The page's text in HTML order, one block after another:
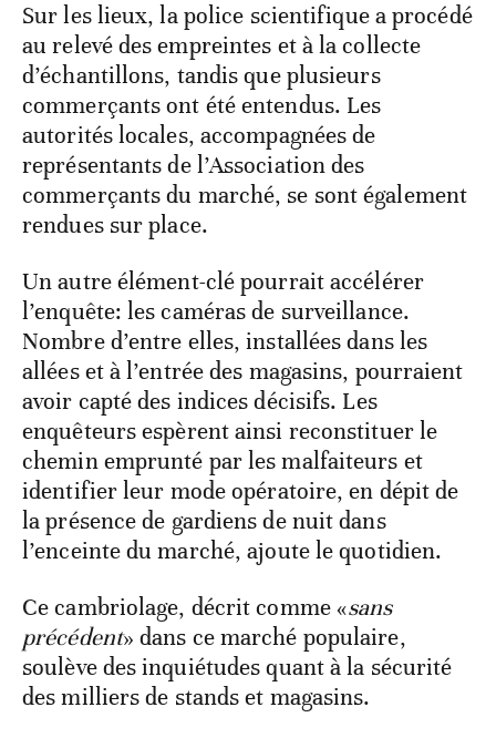
Sur les lieux, la police scientifique a procédé
au relevé des empreintes et à la collecte
d’échantillons, tandis que plusieurs
commerçants ont été entendus. Les
autorités locales, accompagnées de
représentants de l’Association des
commerçants du marché, se sont également
rendues sur place.
Un autre élément-clé pourrait accélérer
l’enquête: les caméras de surveillance.
Nombre d’entre elles, installées dans les
allées et à l’entrée des magasins, pourraient
avoir capté des indices décisifs. Les
enquêteurs espèrent ainsi reconstituer le
chemin emprunté par les malfaiteurs et
identifier leur mode opératoire, en dépit de
la présence de gardiens de nuit dans
l’enceinte du marché, ajoute le quotidien.
Ce cambriolage, décrit comme «sans
précédent» dans ce marché populaire,
soulève des inquiétudes quant à la sécurité
des milliers de stands et magasins.